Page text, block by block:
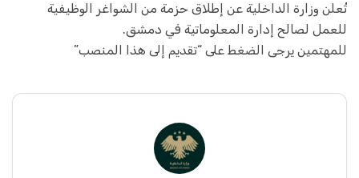
تُعلن وزارة الداخلية عن إطلاق حزمة من الشواغر الوظيفية
للعمل لصالح إدارة المعلوماتية في دمشق.
للمهتمين يرجى الضغط على “تقديم إلى هذا المنصب”